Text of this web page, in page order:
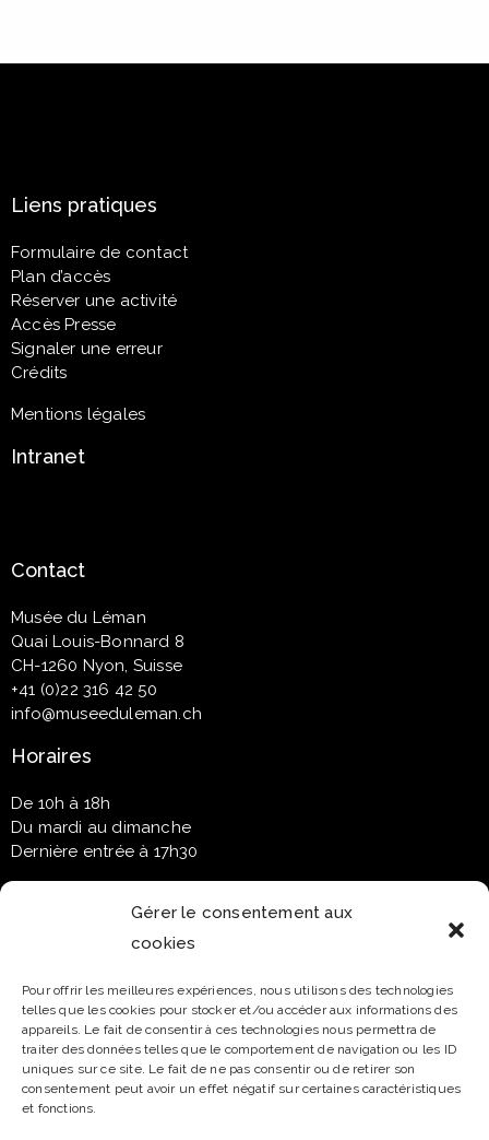
Gérer le consentement aux
cookies
Pour offrir les meilleures expériences, nous utilisons des technologies
telles que les cookies pour stocker et/ou accéder aux informations des
appareils. Le fait de consentir à ces technologies nous permettra de
traiter des données telles que le comportement de navigation ou les ID
uniques sur ce site. Le fait de ne pas consentir ou de retirer son
consentement peut avoir un effet négatif sur certaines caractéristiques
et fonctions.
Liens pratiques
Formulaire de contact
Plan d’accès
Réserver une activité
Accès Presse
Signaler une erreur
Crédits
Mentions légales
Intranet
Contact
Musée du Léman
Quai Louis-Bonnard 8
CH-1260 Nyon, Suisse
+41 (0)22 316 42 50
info@museeduleman.ch
Horaires
De 10h à 18h
Du mardi au dimanche
Dernière entrée à 17h30
Email*
Nom